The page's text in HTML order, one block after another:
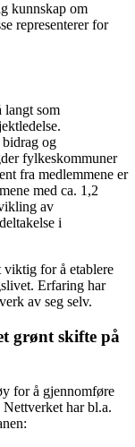
kunnskap om
representerer for
langt som
og
fylkeskommuner
fra medlemmene er
med ca. 1,2
av
i
for å etablere
Erfaring har
av seg selv.
grønt skifte på
for å gjennomføre
har bl.a.